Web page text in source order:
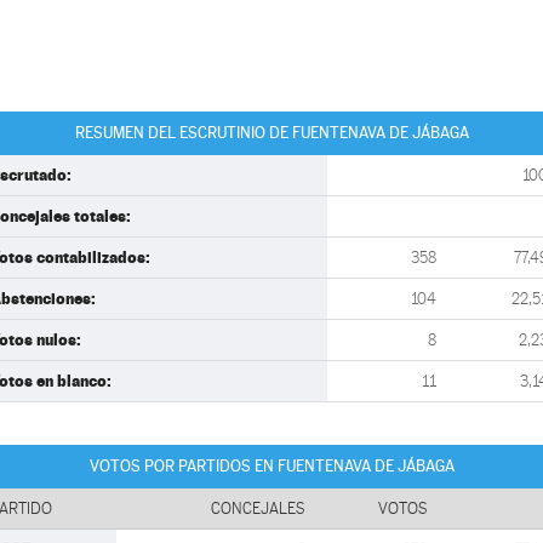
RESUMEN DEL ESCRUTINIO DE FUENTENAVA DE JÁBAGA
totales:
contabilizados: 358
104
nulos: 8
en blanco: 11
VOTOS POR PARTIDOS EN FUENTENAVA DE JÁBAGA
CONCEJALES VOTOS